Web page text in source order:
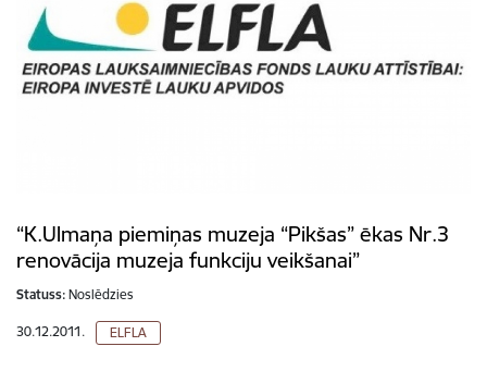
“K.Ulmaņa piemiņas muzeja “Pikšas” ēkas Nr.3
renovācija muzeja funkciju veikšanai”
Statuss: Noslēdzies
30.12.2011. ELFLA